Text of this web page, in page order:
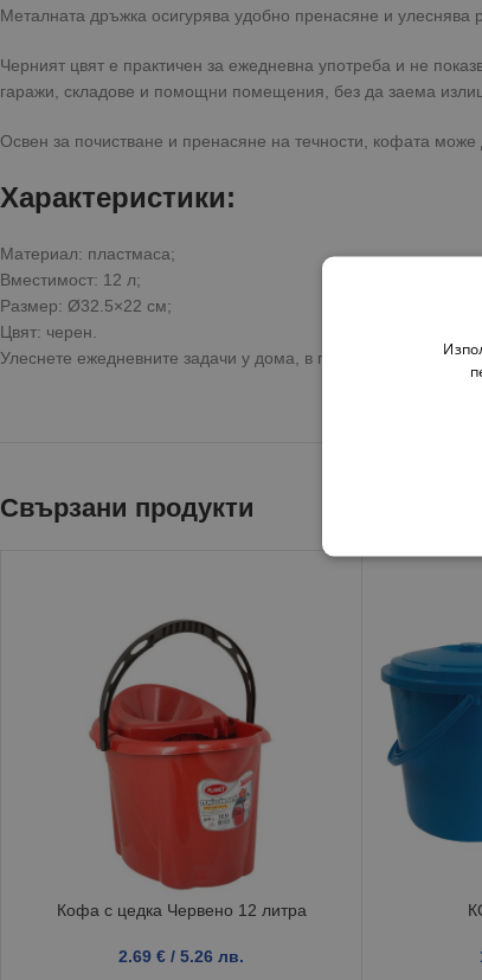
Металната дръжка осигурява удобно пренасяне и улеснява
Черният цвят е практичен за ежедневна употреба и не
гаражи, складове и помощни помещения, без да заема
Освен за почистване и пренасяне на течности, кофата
Характеристики:
Материал: пластмаса;
Вместимост: 12 л;
Размер: Ø32.5×22 см;
Цвят: черен.
Улеснете ежедневните задачи у дома, в градината или
Свързани продукти
Кофа с цедка Червено 12 литра
2.69 € / 5.26 лв.